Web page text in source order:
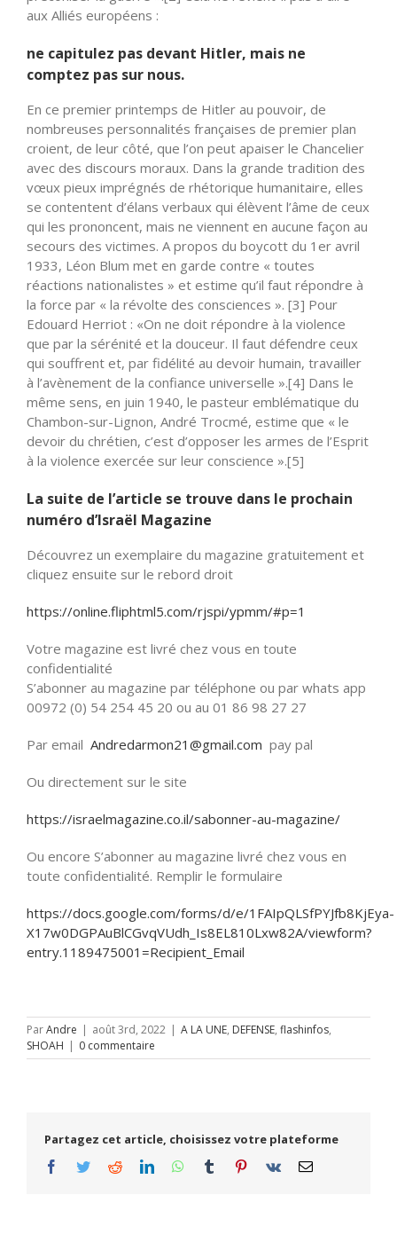
aux Alliés européens :
ne capitulez pas devant Hitler, mais ne
comptez pas sur nous.
En ce premier printemps de Hitler au pouvoir, de
nombreuses personnalités françaises de premier plan
croient, de leur côté, que l’on peut apaiser le Chancelier
avec des discours moraux. Dans la grande tradition des
vœux pieux imprégnés de rhétorique humanitaire, elles
se contentent d’élans verbaux qui élèvent l’âme de ceux
qui les prononcent, mais ne viennent en aucune façon au
secours des victimes. A propos du boycott du 1er avril
1933, Léon Blum met en garde contre « toutes
réactions nationalistes » et estime qu’il faut répondre à
la force par « la révolte des consciences ». [3] Pour
Edouard Herriot : «On ne doit répondre à la violence
que par la sérénité et la douceur. Il faut défendre ceux
qui souffrent et, par fidélité au devoir humain, travailler
à l’avènement de la confiance universelle ».[4] Dans le
même sens, en juin 1940, le pasteur emblématique du
Chambon-sur-Lignon, André Trocmé, estime que « le
devoir du chrétien, c’est d’opposer les armes de l’Esprit
à la violence exercée sur leur conscience ».[5]
La suite de l’article se trouve dans le prochain
numéro d’Israël Magazine
Découvrez un exemplaire du magazine gratuitement et
cliquez ensuite sur le rebord droit
https://online.fliphtml5.com/rjspi/ypmm/#p=1
Votre magazine est livré chez vous en toute
confidentialité
S’abonner au magazine par téléphone ou par whats app
00972 (0) 54 254 45 20 ou au 01 86 98 27 27
Par email Andredarmon21@gmail.com pay pal
Ou directement sur le site
https://israelmagazine.co.il/sabonner-au-magazine/
Ou encore S’abonner au magazine livré chez vous en
toute confidentialité. Remplir le formulaire
https://docs.google.com/forms/d/e/1FAIpQLSfPYJfb8KjEya-
X17w0DGPAuBlCGvqVUdh_Is8EL810Lxw82A/viewform?
entry.1189475001=Recipient_Email
ParAndre | août 3rd, 2022 | A LA UNE, DEFENSE, flashinfos,
SHOAH | 0 commentaire
Partagez cet article, choisissez votre plateforme
Facebook
TwitterRedditLinkedInWhatsApp
Tumblr Pinterest
Vk Email